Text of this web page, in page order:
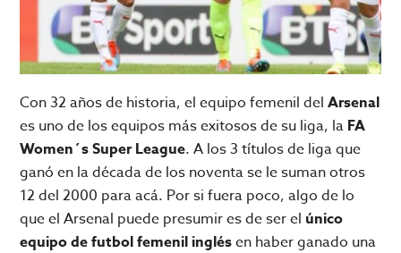
Con 32 años de historia, el equipo femenil delArsenal
es uno de los equipos más exitosos de su liga, la FA
Women´s Super League. A los 3 títulos de liga que
ganó en la década de los noventa se le suman otros
12 del 2000 para acá. Por si fuera poco, algo de lo
que el Arsenal puede presumir es de ser el único
equipo de futbol femenil inglésen haber ganado una